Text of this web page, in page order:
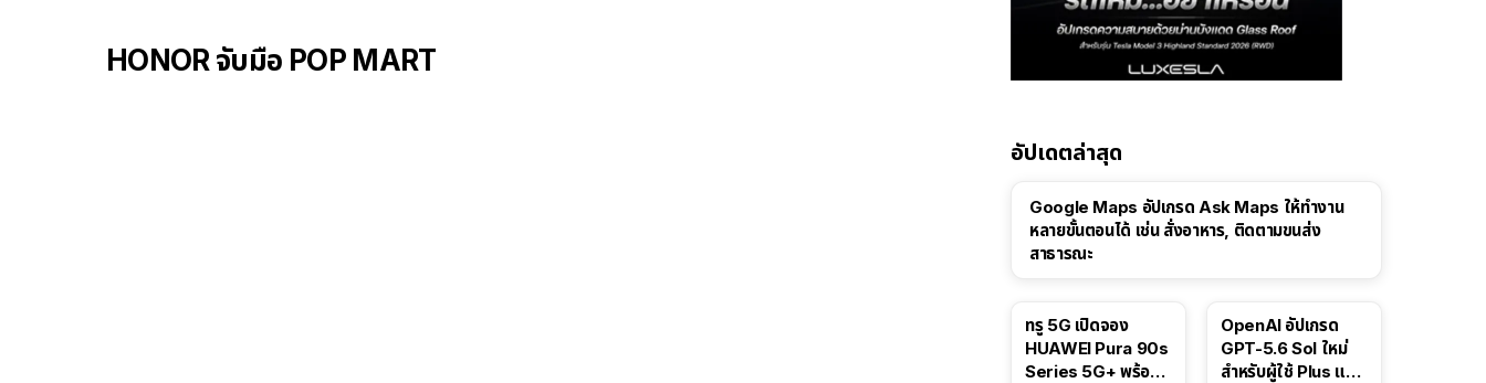
HONOR จับมือ POP MART
อัปเดตล่าสุด
Google Maps อัปเกรด Ask Maps ให้ทำงาน
หลายขั้นตอนได้ เช่น สั่งอาหาร, ติดตามขนส่ง
สาธารณะ
ทรู 5G เปิดจอง
HUAWEI Pura 90s
Series 5G+ พร้อม
OpenAI อัปเกรด
GPT-5.6 Sol ใหม่
สำหรับผู้ใช้ Plus และ